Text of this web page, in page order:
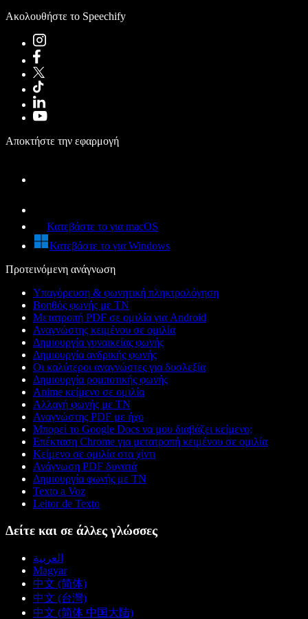
Ακολουθήστε το Speechify
Αποκτήστε την εφαρμογή
Κατεβάστε το για macOS
Κατεβάστε το για Windows
Προτεινόμενη ανάγνωση
Υπαγόρευση & φωνητική πληκτρολόγηση
Βοηθός φωνής με ΤΝ
Μετατροπή PDF σε ομιλία για Android
Αναγνώστης κειμένου σε ομιλία
Δημιουργία γυναικείας φωνής
Δημιουργία ανδρικής φωνής
Οι καλύτεροι αναγνώστες για δυσλεξία
Δημιουργία ρομποτικής φωνής
Anime κείμενο σε ομιλία
Αλλαγή φωνής με ΤΝ
Αναγνώστης PDF με ήχο
Μπορεί το Google Docs να μου διαβάζει κείμενο;
Επέκταση Chrome για μετατροπή κειμένου σε ομιλία
Κείμενο σε ομιλία στα χίντι
Ανάγνωση PDF δυνατά
Δημιουργία φωνής με ΤΝ
Texto a Voz
Leitor de Texto
Δείτε και σε άλλες γλώσσες
العربية
Magyar
中文 (简体)
中文 (台灣)
中文 (简体 中国大陆)